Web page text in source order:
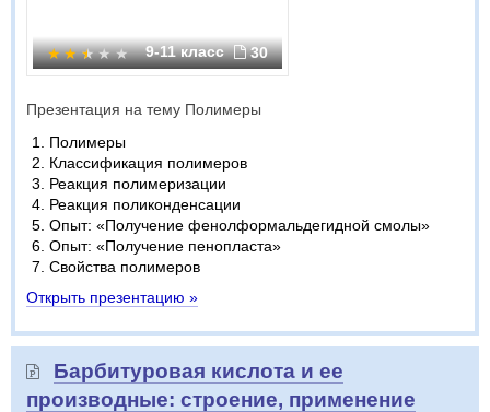
9-11 класс 30
Презентация на тему Полимеры
Полимеры
Классификация полимеров
Реакция полимеризации
Реакция поликонденсации
Опыт: «Получение фенолформальдегидной смолы»
Опыт: «Получение пенопласта»
Свойства полимеров
Открыть презентацию »
Барбитуровая кислота и ее
производные: строение, применение